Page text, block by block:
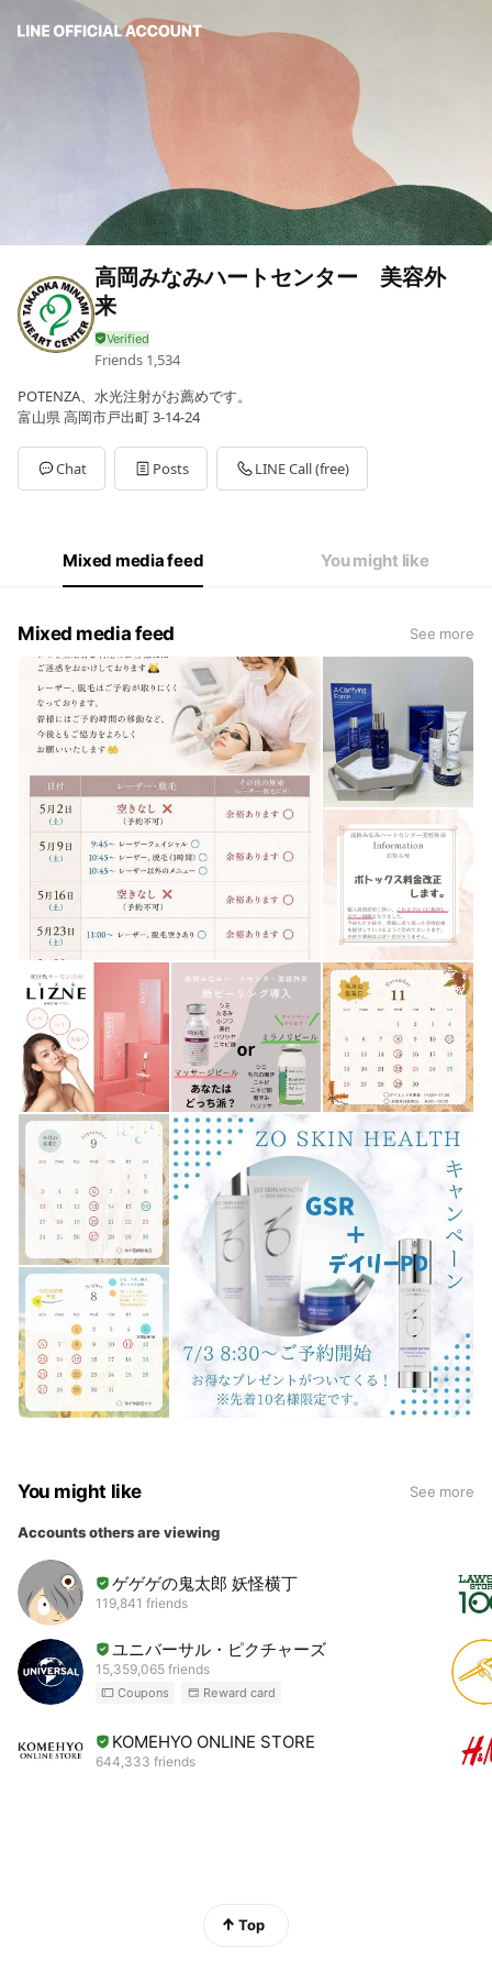
高岡みなみハートセンター 美容外
来
Friends 1,534
POTENZA、水光注射がお薦めです。
富山県 高岡市戸出町 3-14-24
Chat Posts LINE Call (free)
Mixed media feed You might like
Mixed media feed See more
You might like See more
Accounts others are viewing
ゲゲゲの鬼太郎 妖怪横丁
119,841 friends
ユニバーサル・ピクチャーズ
15,359,065 friends
Coupons Reward card
KOMEHYO ONLINE STORE
644,333 friends
Top